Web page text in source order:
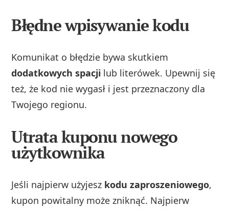
Błędne wpisywanie kodu
Komunikat o błędzie bywa skutkiem
dodatkowych spacji lub literówek. Upewnij się
też, że kod nie wygasł i jest przeznaczony dla
Twojego regionu.
Utrata kuponu nowego
użytkownika
Jeśli najpierw użyjesz kodu zaproszeniowego,
kupon powitalny może zniknąć. Najpierw